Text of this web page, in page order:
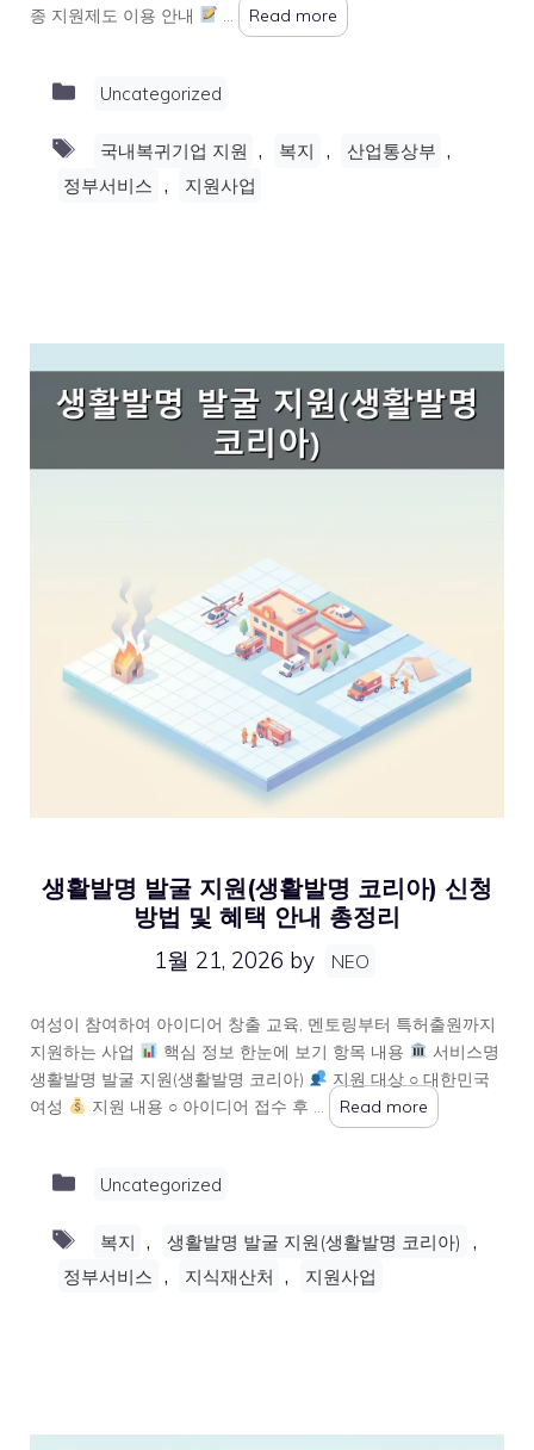
종 지원제도 이용 안내
… Read more
Categories
Uncategorized
Tags
국내복귀기업 지원 , 복지 , 산업통상부 ,
정부서비스 , 지원사업
생활발명 발굴 지원(생활발명 코리아) 신청
방법 및 혜택 안내 총정리
1월 21, 2026 by NEO
여성이 참여하여 아이디어 창출 교육, 멘토링부터 특허출원까지
지원하는 사업
핵심 정보 한눈에 보기 항목 내용
서비스명
생활발명 발굴 지원(생활발명 코리아)
지원 대상 ○ 대한민국
여성
지원 내용 ○ 아이디어 접수 후 … Read more
Categories
Uncategorized
Tags
복지 , 생활발명 발굴 지원(생활발명 코리아) ,
정부서비스 , 지식재산처 , 지원사업